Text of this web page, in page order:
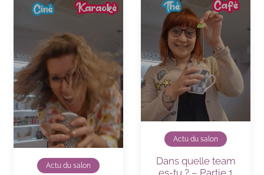
Actu du salon
Actu du salon
Dans quelle team
es-tu ? – Partie 1